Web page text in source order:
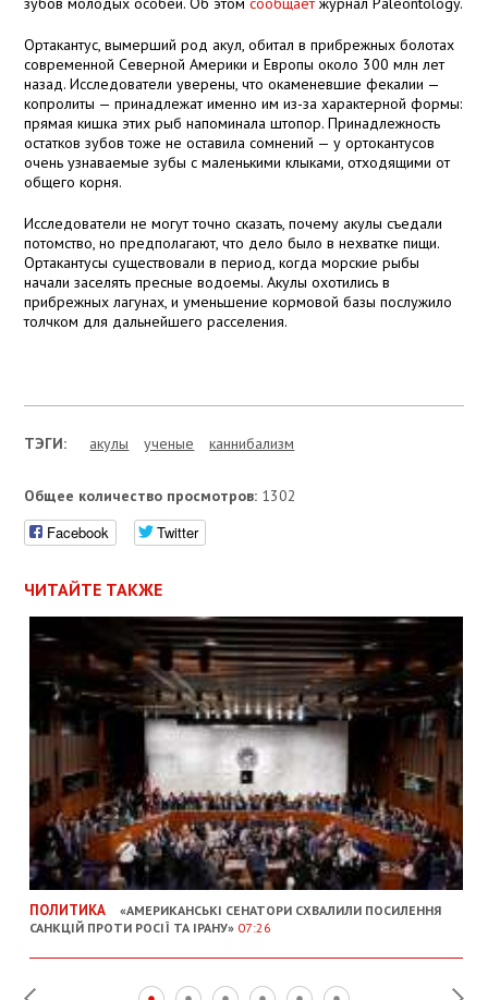
Ортакантус, вымерший род акул, обитал в прибрежных болотах
современной Северной Америки и Европы около 300 млн лет
назад. Исследователи уверены, что окаменевшие фекалии —
копролиты — принадлежат именно им из-за характерной формы:
прямая кишка этих рыб напоминала штопор. Принадлежность
остатков зубов тоже не оставила сомнений — у ортокантусов
очень узнаваемые зубы с маленькими клыками, отходящими от
общего корня.
Исследователи не могут точно сказать, почему акулы съедали
потомство, но предполагают, что дело было в нехватке пищи.
Ортакантусы существовали в период, когда морские рыбы
начали заселять пресные водоемы. Акулы охотились в
прибрежных лагунах, и уменьшение кормовой базы послужило
толчком для дальнейшего расселения.
ТЭГИ: акулы ученые каннибализм
Общее количество просмотров: 1302
Facebook Twitter
ЧИТАЙТЕ ТАКЖЕ
ПОЛИТИКА
«АМЕРИКАНСЬКІ СЕНАТОРИ СХВАЛИЛИ ПОСИЛЕННЯ
САНКЦІЙ ПРОТИ РОСІЇ ТА ІРАНУ» 07:26